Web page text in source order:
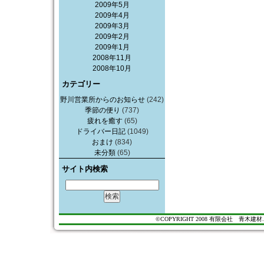
2009年5月
2009年4月
2009年3月
2009年2月
2009年1月
2008年11月
2008年10月
カテゴリー
野川営業所からのお知らせ (242)
季節の便り (737)
疲れを癒す(65)
ドライバー日記(1049)
おまけ (834)
未分類(65)
サイト内検索
©COPYRIGHT 2008 有限会社 青木建材.